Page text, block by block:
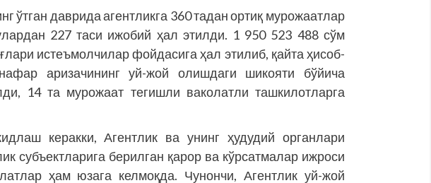
ўтган даврида агентликга 360 тадан ортиқ мурожаатлар
227 таси ижобий ҳал этилди. 1 950 523 488 сўм
истеъмолчилар фойдасига ҳал этилиб, қайта ҳисоб-
аризачининг уй-жой олишдаги шикояти бўйича
14 та мурожаат тегишли ваколатли ташкилотларга
керакки, Агентлик ва унинг ҳудудий органлари
субъектларига берилган қарор ва кўрсатмалар ижроси
ҳам юзага келмоқда. Чунончи, Агентлик уй-жой